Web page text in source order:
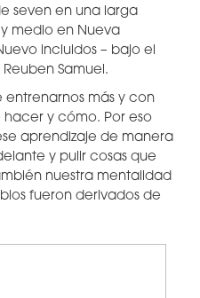
seven en una larga
medio en Nueva
incluidos – bajo el
Samuel.
entrenarnos más y con
y cómo. Por eso
aprendizaje de manera
y pulir cosas que
nuestra mentalidad
fueron derivados de